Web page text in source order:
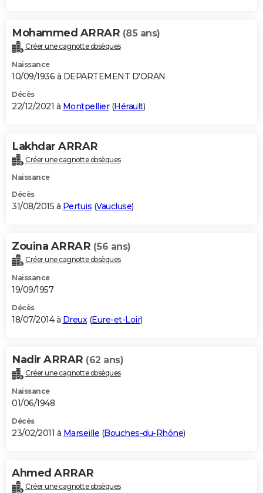
Mohammed ARRAR (85 ans)
Créer une cagnotte obsèques
Naissance
10/09/1936 à DEPARTEMENT D'ORAN
Décès
22/12/2021 à Montpellier(Hérault)
Lakhdar ARRAR
Créer une cagnotte obsèques
Naissance
Décès
31/08/2015 à Pertuis (Vaucluse)
Zouina ARRAR (56 ans)
Créer une cagnotte obsèques
Naissance
19/09/1957
Décès
18/07/2014 à Dreux(Eure-et-Loir)
Nadir ARRAR (62 ans)
Créer une cagnotte obsèques
Naissance
01/06/1948
Décès
23/02/2011 à Marseille (Bouches-du-Rhône)
Ahmed ARRAR
Créer une cagnotte obsèques